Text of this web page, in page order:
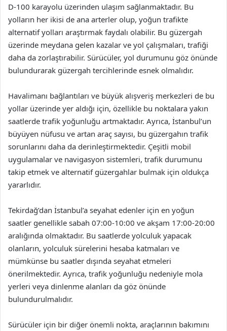
D-100 karayolu üzerinden ulaşım sağlanmaktadır. Bu
yolların her ikisi de ana arterler olup, yoğun trafikte
alternatif yolları araştırmak faydalı olabilir. Bu güzergah
üzerinde meydana gelen kazalar ve yol çalışmaları, trafiği
daha da zorlaştırabilir. Sürücüler, yol durumunu göz önünde
bulundurarak güzergah tercihlerinde esnek olmalıdır.
Havalimanı bağlantıları ve büyük alışveriş merkezleri de bu
yollar üzerinde yer aldığı için, özellikle bu noktalara yakın
saatlerde trafik yoğunluğu artmaktadır. Ayrıca, İstanbul’un
büyüyen nüfusu ve artan araç sayısı, bu güzergahın trafik
sorunlarını daha da derinleştirmektedir. Çeşitli mobil
uygulamalar ve navigasyon sistemleri, trafik durumunu
takip etmek ve alternatif güzergahlar bulmak için oldukça
yararlıdır.
Tekirdağ’dan İstanbul’a seyahat edenler için en yoğun
saatler genellikle sabah 07:00-10:00 ve akşam 17:00-20:00
aralığında olmaktadır. Bu saatlerde yolculuk yapacak
olanların, yolculuk sürelerini hesaba katmaları ve
mümkünse bu saatler dışında seyahat etmeleri
önerilmektedir. Ayrıca, trafik yoğunluğu nedeniyle mola
yerleri veya dinlenme alanları da göz önünde
bulundurulmalıdır.
Sürücüler için bir diğer önemli nokta, araçlarının bakımını